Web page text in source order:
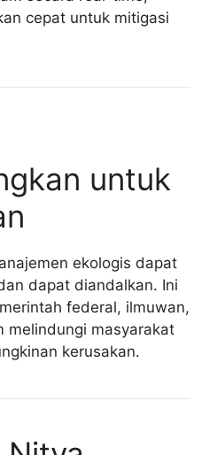
cepat untuk mitigasi
untuk
ekologis dapat
dapat diandalkan. Ini
federal, ilmuwan,
melindungi masyarakat
kerusakan.